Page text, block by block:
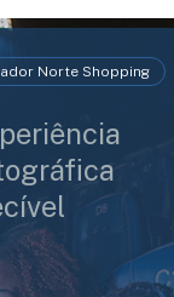
Norte Shopping